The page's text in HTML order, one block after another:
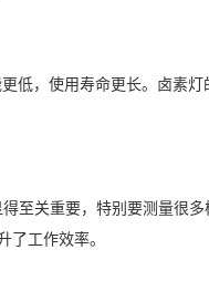
低，使用寿命更长。卤素
至关重要，特别要测量很
工作效率。